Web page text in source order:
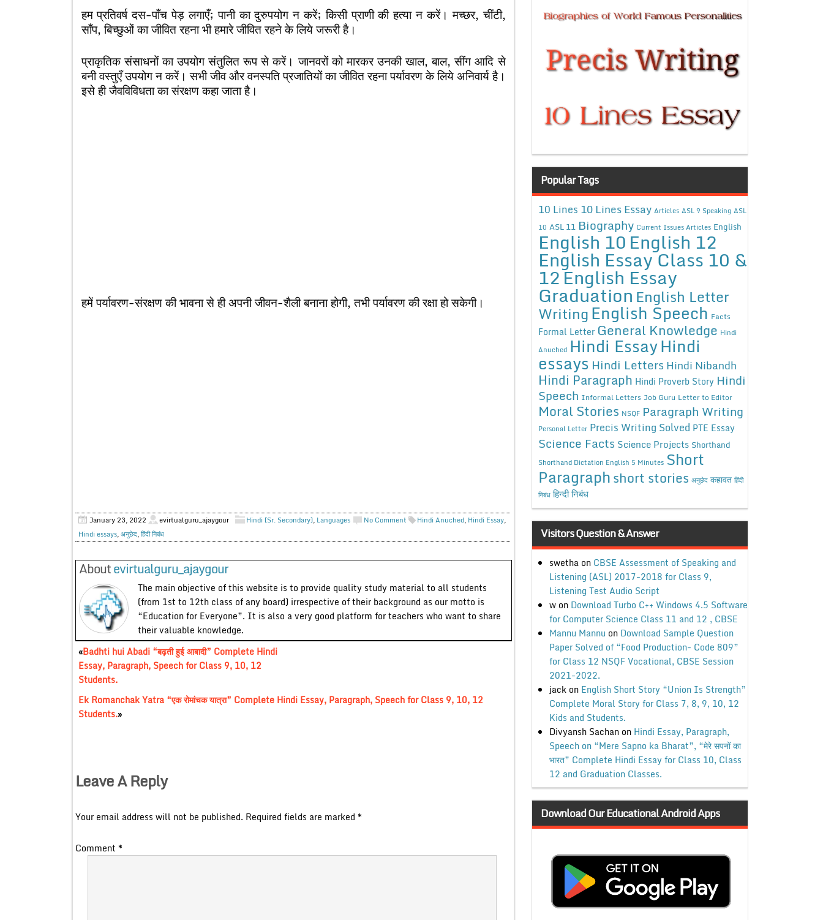
हम प्रतिवर्ष दस-पाँच पेड़ लगाएँ; पानी का दुरुपयोग न करें; किसी प्राणी की हत्या न करें। मच्छर, चींटी,
साँप, बिच्छुओं का जीवित रहना भी हमारे जीवित रहने के लिये जरूरी है।
प्राकृतिक संसाधनों का उपयोग संतुलित रूप से करें। जानवरों को मारकर उनकी खाल, बाल, सींग आदि से
बनी वस्तुएँ उपयोग न करें। सभी जीव और वनस्पति प्रजातियों का जीवित रहना पर्यावरण के लिये अनिवार्य है।
इसे ही जैवविविधता का संरक्षण कहा जाता है।
हमें पर्यावरण-संरक्षण की भावना से ही अपनी जीवन-शैली बनाना होगी, तभी पर्यावरण की रक्षा हो सकेगी।
January 23, 2022 evirtualguru_ajaygour Hindi (Sr. Secondary), Languages No Comment Hindi Anuched, Hindi Essay,
Hindi essays,अनुछेद,हिंदी निबंध
Aboutevirtualguru_ajaygour
The main objective of this website is to provide quality study material to all students
(from 1st to 12th class of any board) irrespective of their background as our motto is
“Education for Everyone”. It is also a very good platform for teachers who want to share
their valuable knowledge.
«Badhti hui Abadi “बढ़ती हुई आबादी” Complete Hindi
Essay, Paragraph, Speech for Class 9, 10, 12
Students.
Ek Romanchak Yatra “एक रोमांचक यात्रा” Complete Hindi Essay, Paragraph, Speech for Class 9, 10, 12
Students.»
Leave A Reply
Your email address will not be published. Required fields are marked *
Comment *
Popular Tags
10 Lines 10 Lines Essay Articles ASL 9 Speaking ASL
10 ASL 11 Biography Current Issues Articles English
English 10English 12
English Essay Class 10 &
12English Essay
Graduation English Letter
WritingEnglish Speech Facts
Formal Letter General Knowledge Hindi
Anuched Hindi EssayHindi
essays Hindi Letters Hindi Nibandh
Hindi Paragraph Hindi Proverb Story Hindi
Speech Informal Letters Job Guru Letter to Editor
Moral Stories NSQF Paragraph Writing
Personal Letter Precis Writing Solved PTE Essay
Science Facts Science Projects Shorthand
Shorthand Dictation English 5 Minutes Short
Paragraphshort stories अनुछेद कहावत हिंदी
निबंध हिन्दी निबंध
Visitors Question & Answer
swethaon CBSE Assessment of Speaking and
Listening (ASL) 2017-2018 for Class 9,
Listening Test Audio Script
won Download Turbo C++ Windows 4.5 Software
for Computer Science Class 11 and 12 , CBSE
Mannu Mannu on Download Sample Question
Paper Solved of “Food Production- Code 809”
for Class 12 NSQF Vocational, CBSE Session
2021-2022.
jackon English Short Story “Union Is Strength”
Complete Moral Story for Class 7, 8, 9, 10, 12
Kids and Students.
Divyansh Sachanon Hindi Essay, Paragraph,
Speech on “Mere Sapno ka Bharat”, “मेरे सपनों का
भारत” Complete Hindi Essay for Class 10, Class
12 and Graduation Classes.
Download Our Educational Android Apps